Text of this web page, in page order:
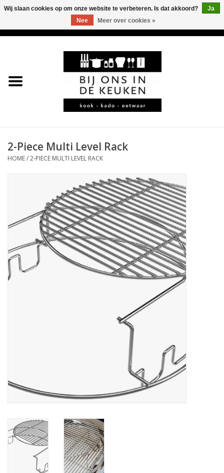
LEKKER
KOFFIE
*KADO*
Koken & Bakken
Messenslijpen
2-Piece Multi Level Rack
HOME/2-PIECE MULTI LEVEL RACK
Wij slaan cookies op om onze website te verbeteren. Is dat akkoord?
Ja
Nee
Meer over cookies »